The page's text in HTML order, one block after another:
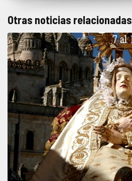
Otras noticias relacionadas